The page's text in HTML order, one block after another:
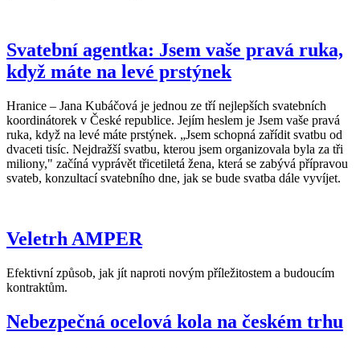
Svatební agentka: Jsem vaše pravá ruka,
když máte na levé prstýnek
Hranice – Jana Kubáčová je jednou ze tří nejlepších svatebních
koordinátorek v České republice. Jejím heslem je Jsem vaše pravá
ruka, když na levé máte prstýnek. „Jsem schopná zařídit svatbu od
dvaceti tisíc. Nejdražší svatbu, kterou jsem organizovala byla za tři
miliony," začíná vyprávět třicetiletá žena, která se zabývá přípravou
svateb, konzultací svatebního dne, jak se bude svatba dále vyvíjet.
Veletrh AMPER
Efektivní způsob, jak jít naproti novým příležitostem a budoucím
kontraktům.
Nebezpečná ocelová kola na českém trhu